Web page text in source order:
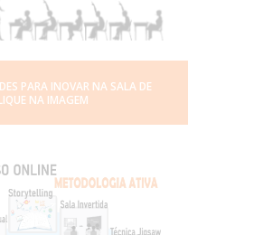
PARA INOVAR NA SALA DE
NA IMAGEM